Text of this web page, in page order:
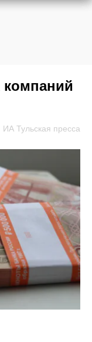
компаний
ИА Тульская пресса